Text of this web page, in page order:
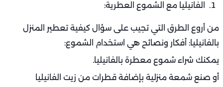
الفانيليا مع الشموع العطرية:
من أروع الطرق التي تجيب على سؤال كيفية تعطير المنزل
بالفانيليا: أفكار ونصائح هي استخدام الشموع:
يمكنك شراء شموع معطرة بالفانيليا.
أو صنع شمعة منزلية بإضافة قطرات من زيت الفانيليا